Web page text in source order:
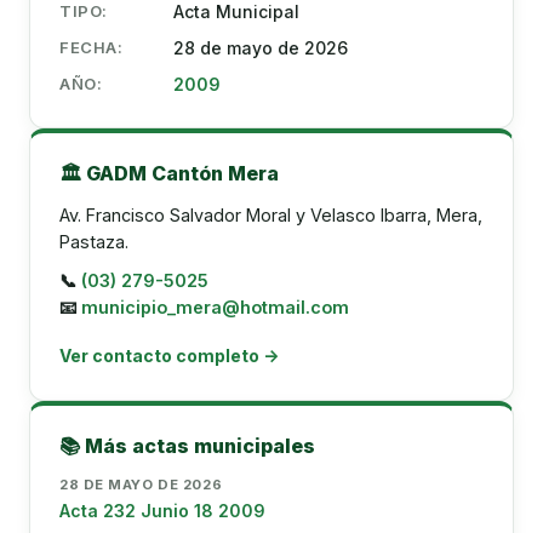
TIPO: Acta Municipal
FECHA: 28 de mayo de 2026
AÑO: 2009
🏛️ GADM Cantón Mera
Av. Francisco Salvador Moral y Velasco Ibarra, Mera,
Pastaza.
📞 (03) 279-5025
📧 municipio_mera@hotmail.com
Ver contacto completo →
📚 Más actas municipales
28 DE MAYO DE 2026
Acta 232 Junio 18 2009